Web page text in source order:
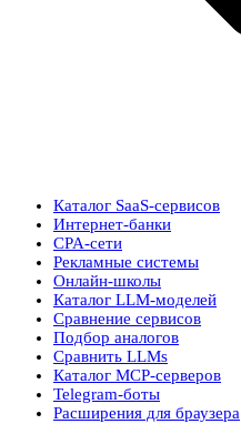
Каталог SaaS-сервисов
Интернет-банки
CPA-сети
Рекламные системы
Онлайн-школы
Каталог LLM-моделей
Сравнение сервисов
Подбор аналогов
Сравнить LLMs
Каталог MCP-серверов
Telegram-боты
Расширения для браузера